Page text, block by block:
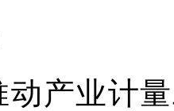
动产业计